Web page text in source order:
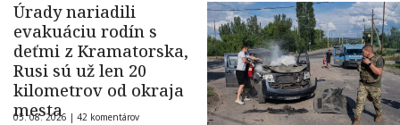
Úrady nariadili
evakuáciu rodín s
deťmi z Kramatorska,
Rusi sú už len 20
kilometrov od okraja
mesta
05. 08. 2026 | 42 komentárov